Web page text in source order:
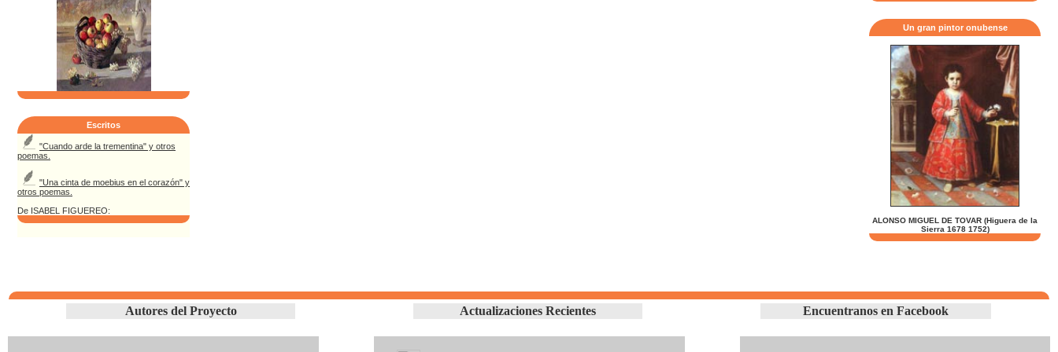
Escritos
"Cuando arde la trementina" y otros
poemas.
"Una cinta de moebius en el corazón" y
otros poemas.
De ISABEL FIGUEREO:
Un gran pintor onubense
ALONSO MIGUEL DE TOVAR (Higuera de la
Sierra 1678 1752)
Autores del Proyecto Actualizaciones Recientes Encuentranos en Facebook